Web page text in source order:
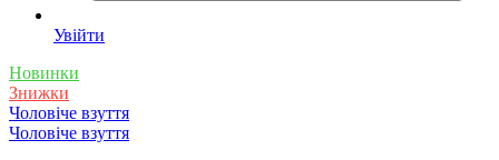
Увійти
Новинки
Знижки
Чоловіче взуття
Чоловіче взуття